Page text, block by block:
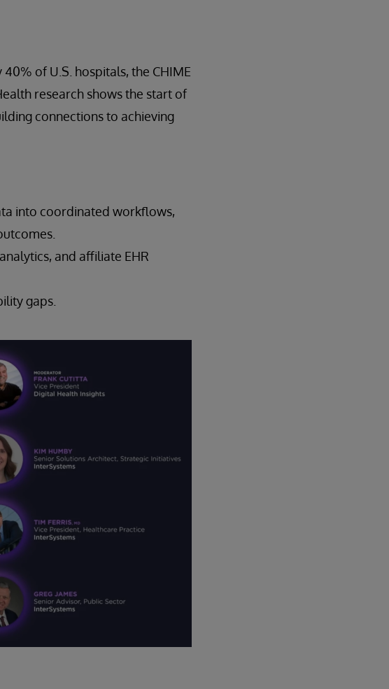
of U.S. hospitals, the CHIME
research shows the start of
connections to achieving
into coordinated workflows,
and affiliate EHR
gaps.